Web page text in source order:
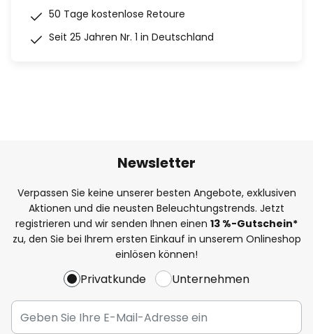
50 Tage kostenlose Retoure
Seit 25 Jahren Nr. 1 in Deutschland
Newsletter
Verpassen Sie keine unserer besten Angebote, exklusiven
Aktionen und die neusten Beleuchtungstrends. Jetzt
registrieren und wir senden Ihnen einen 13 %-Gutschein*
zu, den Sie bei Ihrem ersten Einkauf in unserem Onlineshop
einlösen können!
Privatkunde Unternehmen